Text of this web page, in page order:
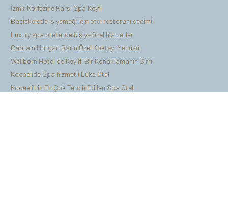
İzmit Körfezine Karşı Spa Keyfi
Başiskelede iş yemeği için otel restoranı seçimi
Luxury spa otellerde kişiye özel hizmetler
Captain Morgan Barın Özel Kokteyl Menüsü
Wellborn Hotel de Keyifli Bir Konaklamanın Sırrı
Kocaelide Spa hizmetli Lüks Otel
Kocaeli’nin En Çok Tercih Edilen Spa Oteli